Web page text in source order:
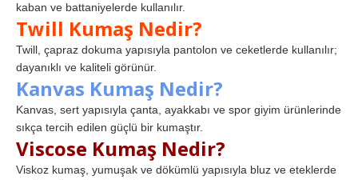
kaban ve battaniyelerde kullanılır.
Twill Kumaş Nedir?
Twill, çapraz dokuma yapısıyla pantolon ve ceketlerde kullanılır;
dayanıklı ve kaliteli görünür.
Kanvas Kumaş Nedir?
Kanvas, sert yapısıyla çanta, ayakkabı ve spor giyim ürünlerinde
sıkça tercih edilen güçlü bir kumaştır.
Viscose Kumaş Nedir?
Viskoz kumaş, yumuşak ve dökümlü yapısıyla bluz ve eteklerde